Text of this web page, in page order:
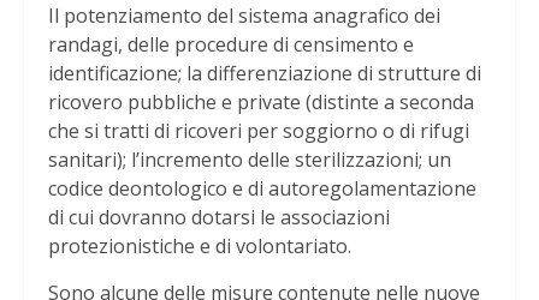
Il potenziamento del sistema anagrafico dei
randagi, delle procedure di censimento e
identificazione; la differenziazione di strutture di
ricovero pubbliche e private (distinte a seconda
che si tratti di ricoveri per soggiorno o di rifugi
sanitari); l’incremento delle sterilizzazioni; un
codice deontologico e di autoregolamentazione
di cui dovranno dotarsi le associazioni
protezionistiche e di volontariato.
Sono alcune delle misure contenute nelle nuove